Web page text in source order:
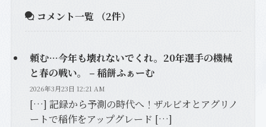
コメント一覧 （2件）
頼む…今年も壊れないでくれ。20年選手の機械
と春の戦い。 – 稲餅ふぁーむ
2026年3月23日 12:21 AM
[…] 記録から予測の時代へ！ザルビオとアグリノ
ートで稲作をアップグレード […]